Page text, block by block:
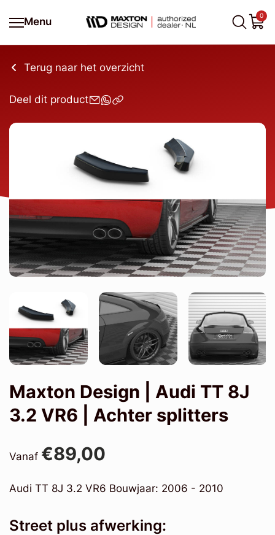
Menu
0
Terug naar het overzicht
Deel dit product
Maxton Design | Audi TT 8J
3.2 VR6 | Achter splitters
Vanaf €89,00
Audi TT 8J 3.2 VR6 Bouwjaar: 2006 - 2010
Street plus afwerking: